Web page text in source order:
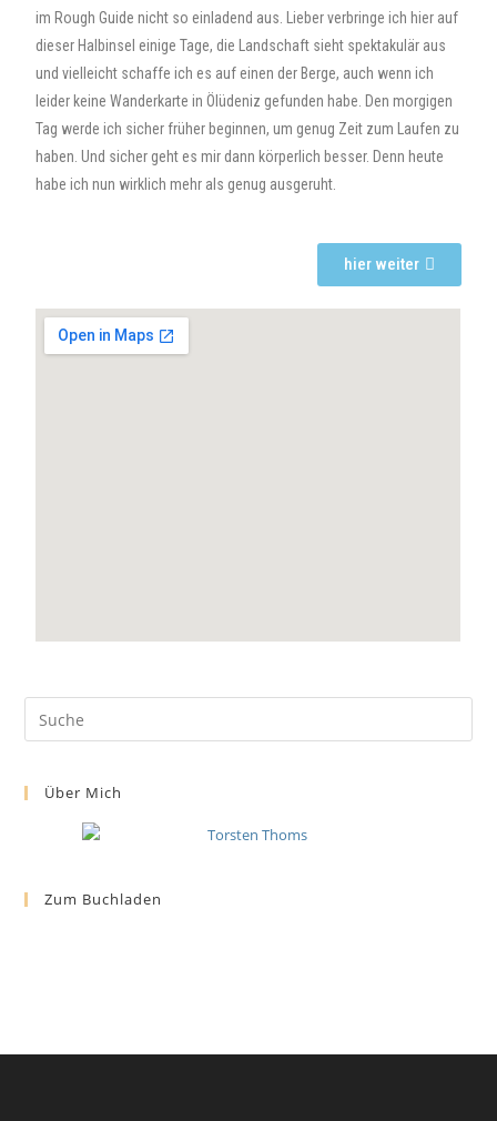
im Rough Guide nicht so einladend aus. Lieber verbringe ich hier auf
dieser Halbinsel einige Tage, die Landschaft sieht spektakulär aus
und vielleicht schaffe ich es auf einen der Berge, auch wenn ich
leider keine Wanderkarte in Ölüdeniz gefunden habe. Den morgigen
Tag werde ich sicher früher beginnen, um genug Zeit zum Laufen zu
haben. Und sicher geht es mir dann körperlich besser. Denn heute
habe ich nun wirklich mehr als genug ausgeruht.
hier weiter
Über Mich
Zum Buchladen